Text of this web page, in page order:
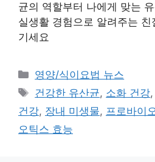
균의 역할부터 나에게 맞는
실생활 경험으로 알려주는
기세요
카
테
리
영양/식이요법 뉴스
태
그
건강한 유산균, 소화 건강,
건강, 장내 미생물, 프로바이
오틱스 효능